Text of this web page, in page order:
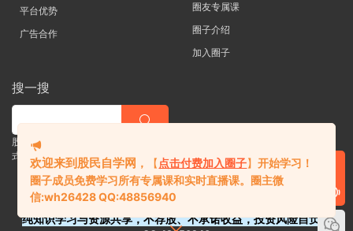
平台优势
广告合作
圈友专属课
圈子介绍
加入圈子
搜一搜
股票 |直播| 外汇| 期货 |金融理财一站
式学习平台
纯知识学习与资源共享，不荐股、不承诺收益，投资风险自负。
欢迎来到股民自学网 ， 【 点击付费加入圈子】开始学习！
圈子成员免费学习所有专属课和实时直播课。 圈主微
信:wh26428 QQ:48856940